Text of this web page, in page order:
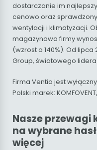
dostarczanie im
cenowo oraz
wentylacji i klimatyzacji.
magazynowa firmy
(wzrost o 140%). Od
Group, światowego lidera
Firma Ventia jest
Polski marek:
Nasze
na wybrane
więcej